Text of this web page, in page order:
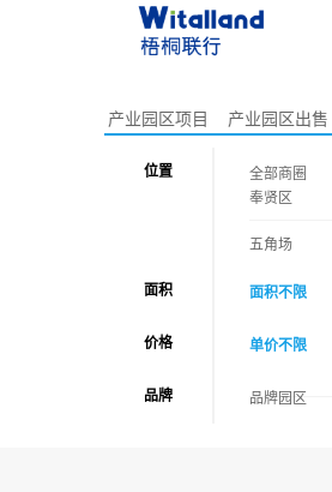
产业园区项目 产业园区出售
位置 全部商圈
奉贤区
五角场
面积 面积不限
价格 单价不限
品牌 品牌园区